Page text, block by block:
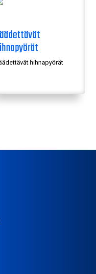
hihnapyörät